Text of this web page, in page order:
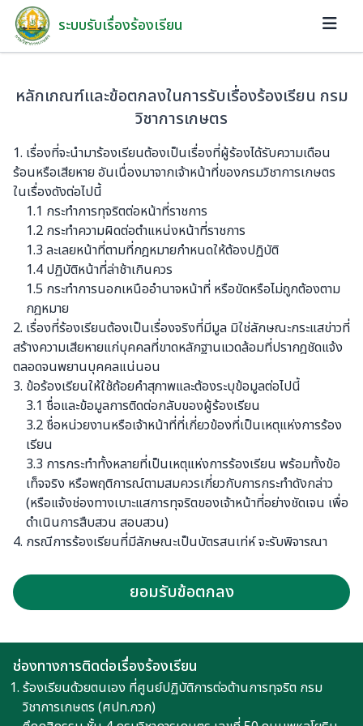
ระบบรับเรื่องร้องเรียน
หลักเกณฑ์และข้อตกลงในการรับเรื่องร้องเรียน กรม
วิชาการเกษตร
1. เรื่องที่จะนำมาร้องเรียนต้องเป็นเรื่องที่ผู้ร้องได้รับความเดือน
ร้อนหรือเสียหาย อันเนื่องมาจากเจ้าหน้าที่ของกรมวิชาการเกษตร
ในเรื่องดังต่อไปนี้
1.1 กระทำการทุจริตต่อหน้าที่ราชการ
1.2 กระทำความผิดต่อตำแหน่งหน้าที่ราชการ
1.3 ละเลยหน้าที่ตามที่กฎหมายกำหนดให้ต้องปฏิบัติ
1.4 ปฏิบัติหน้าที่ล่าช้าเกินควร
1.5 กระทำการนอกเหนืออำนาจหน้าที่ หรือขัดหรือไม่ถูกต้องตาม
กฎหมาย
2. เรื่องที่ร้องเรียนต้องเป็นเรื่องจริงที่มีมูล มิใช่ลักษณะกระแสข่าวที่
สร้างความเสียหายแก่บุคคลที่ขาดหลักฐานแวดล้อมที่ปรากฎชัดแจ้ง
ตลอดจนพยานบุคคลแน่นอน
3. ข้อร้องเรียนให้ใช้ถ้อยคำสุภาพและต้องระบุข้อมูลต่อไปนี้
3.1 ชื่อและข้อมูลการติดต่อกลับของผู้ร้องเรียน
3.2 ชื่อหน่วยงานหรือเจ้าหน้าที่ที่เกี่ยวข้องที่เป็นเหตุแห่งการร้อง
เรียน
3.3 การกระทำทั้งหลายที่เป็นเหตุแห่งการร้องเรียน พร้อมทั้งข้อ
เท็จจริง หรือพฤติการณ์ตามสมควรเกี่ยวกับการกระทำดังกล่าว
(หรือแจ้งช่องทางเบาะแสการทุจริตของเจ้าหน้าที่อย่างชัดเจน เพื่อ
ดำเนินการสืบสวน สอบสวน)
4. กรณีการร้องเรียนที่มีลักษณะเป็นบัตรสนเท่ห์ จะรับพิจารณา
พยานบุคคลแน่นอนเท่านั้น
5. เรื่องร้องเรียนที่อาจไม่รับพิจารณา
5.2 ข้อร้องเรียนที่ไม่มีรายการตามข้อ 3
ยอมรับข้อตกลง
ช่องทางการติดต่อเรื่องร้องเรียน
ร้องเรียนด้วยตนเอง ที่ศูนย์ปฏิบัติการต่อต้านการทุจริต กรม
วิชาการเกษตร (ศปท.กวก)